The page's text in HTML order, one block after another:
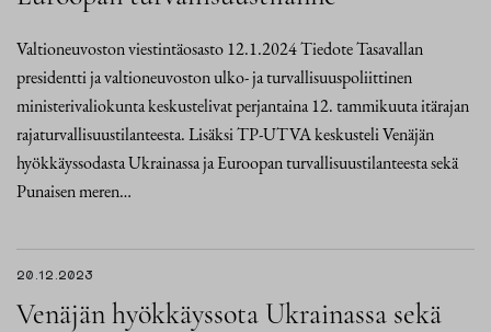
Valtioneuvoston viestintäosasto 12.1.2024 Tiedote Tasavallan
presidentti ja valtioneuvoston ulko- ja turvallisuuspoliittinen
ministerivaliokunta keskustelivat perjantaina 12. tammikuuta itärajan
rajaturvallisuustilanteesta. Lisäksi TP-UTVA keskusteli Venäjän
hyökkäyssodasta Ukrainassa ja Euroopan turvallisuustilanteesta sekä
Punaisen meren…
20.12.2023
Venäjän hyökkäyssota Ukrainassa sekä